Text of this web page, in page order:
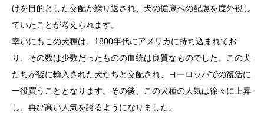
けを目的とした交配が繰り返され、犬の健康への配慮を度外視し
ていたことが考えられます。
幸いにもこの犬種は、1800年代にアメリカに持ち込まれてお
り、その数は少数だったものの血統は良質なものでした。この犬
たちが後に輸入された犬たちと交配され、ヨーロッパでの復活に
一役買うこととなります。その後、この犬種の人気は徐々に上昇
し、再び高い人気を誇るようになりました。